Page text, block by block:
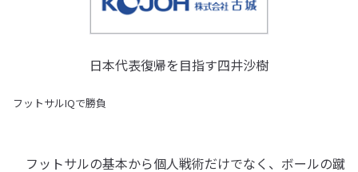
日本代表復帰を目指す四井沙樹
フットサルIQで勝負
フットサルの基本から個人戦術だけでなく、ボールの蹴